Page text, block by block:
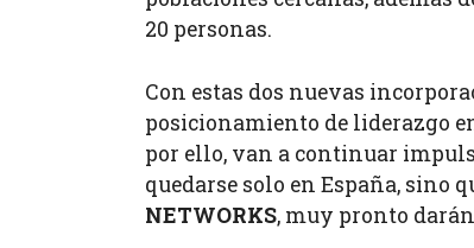
20 personas.
Con estas dos nuevas
posicionamiento de liderazgo
por ello, van a continuar
quedarse solo en España, sino
NETWORKS, muy pronto